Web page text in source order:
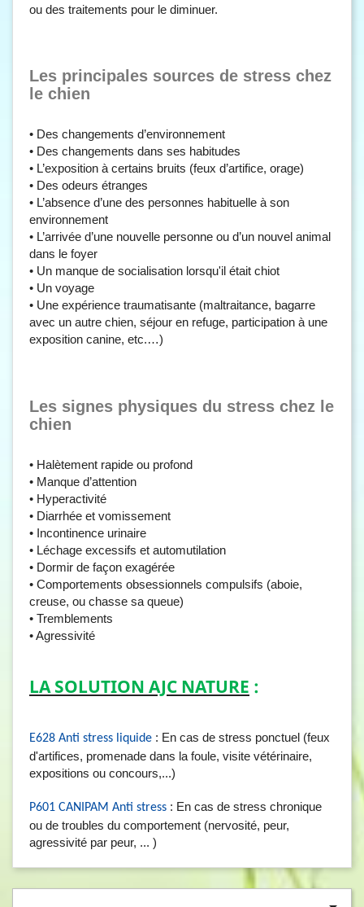
ou des traitements pour le diminuer.
Les principales sources de stress chez
le chien
• Des changements d’environnement
• Des changements dans ses habitudes
• L’exposition à certains bruits (feux d’artifice, orage)
• Des odeurs étranges
• L’absence d’une des personnes habituelle à son
environnement
• L’arrivée d’une nouvelle personne ou d’un nouvel animal
dans le foyer
• Un manque de socialisation lorsqu'il était chiot
• Un voyage
• Une expérience traumatisante (maltraitance, bagarre
avec un autre chien, séjour en refuge, participation à une
exposition canine, etc.…)
Les signes physiques du stress chez le
chien
• Halètement rapide ou profond
• Manque d’attention
• Hyperactivité
• Diarrhée et vomissement
• Incontinence urinaire
• Léchage excessifs et automutilation
• Dormir de façon exagérée
• Comportements obsessionnels compulsifs (aboie,
creuse, ou chasse sa queue)
• Tremblements
• Agressivité
LA SOLUTION AJC NATURE :
E628 Anti stress liquide : En cas de stress ponctuel (feux
d'artifices, promenade dans la foule, visite vétérinaire,
expositions ou concours,...)
P601 CANIPAM Anti stress : En cas de stress chronique
ou de troubles du comportement (nervosité, peur,
agressivité par peur, ... )